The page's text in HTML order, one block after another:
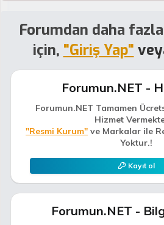
Forumdan daha
için, "Giriş Yap"
Forumun.NET -
Forumun.NET Tamamen
Hizmet
"Resmi Kurum" ve Markalar ile
Yoktur.!
Kayıt ol
Forumun.NET -